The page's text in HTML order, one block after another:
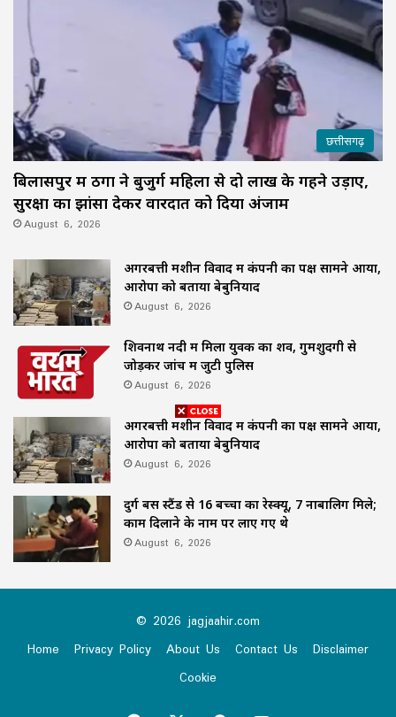
छत्तीसगढ़
बिलासपुर में ठगों ने बुजुर्ग महिला से दो लाख के गहने उड़ाए,
सुरक्षा का झांसा देकर वारदात को दिया अंजाम
August 6, 2026
अगरबत्ती मशीन विवाद में कंपनी का पक्ष सामने आया,
आरोपों को बताया बेबुनियाद
August 6, 2026
शिवनाथ नदी में मिला युवक का शव, गुमशुदगी से
जोड़कर जांच में जुटी पुलिस
August 6, 2026
अगरबत्ती मशीन विवाद में कंपनी का पक्ष सामने आया,
आरोपों को बताया बेबुनियाद
August 6, 2026
दुर्ग बस स्टैंड से 16 बच्चों का रेस्क्यू, 7 नाबालिग मिले;
काम दिलाने के नाम पर लाए गए थे
August 6, 2026
© 2026 jagjaahir.com
Home
Privacy Policy About Us Contact Us
Disclaimer
Cookie